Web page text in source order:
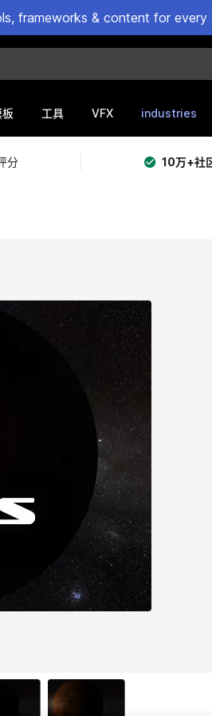
frameworks & content for
工具 VFX industries
分 10万+社